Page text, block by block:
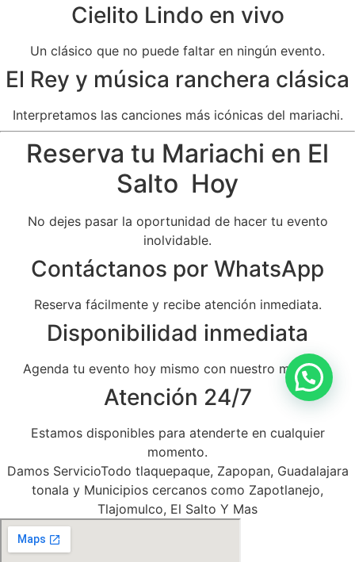
Cielito Lindo en vivo
Un clásico que no puede faltar en ningún evento.
El Rey y música ranchera clásica
Interpretamos las canciones más icónicas del mariachi.
Reserva tu Mariachi en El
Salto Hoy
No dejes pasar la oportunidad de hacer tu evento
inolvidable.
Contáctanos por WhatsApp
Reserva fácilmente y recibe atención inmediata.
Disponibilidad inmediata
Agenda tu evento hoy mismo con nuestro mariachi.
Atención 24/7
Estamos disponibles para atenderte en cualquier
momento.
Damos ServicioTodo tlaquepaque, Zapopan, Guadalajara
tonala y Municipios cercanos como Zapotlanejo,
Tlajomulco, El Salto Y Mas